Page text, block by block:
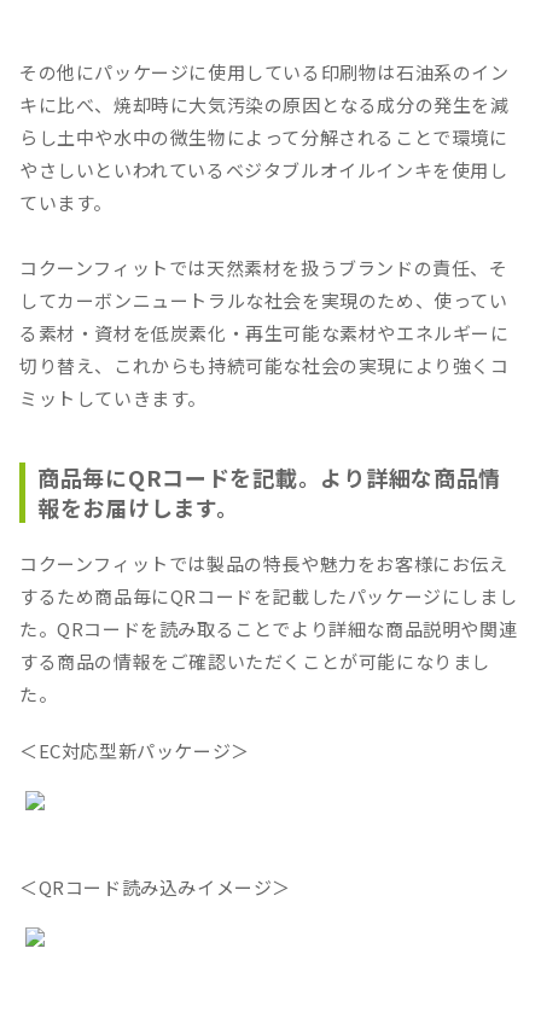
その他にパッケージに使用している印刷物は石油系のイン
キに比べ、焼却時に大気汚染の原因となる成分の発生を減
らし土中や水中の微生物によって分解されることで環境に
やさしいといわれているベジタブルオイルインキを使用し
ています。
コクーンフィットでは天然素材を扱うブランドの責任、そ
してカーボンニュートラルな社会を実現のため、使ってい
る素材・資材を低炭素化・再生可能な素材やエネルギーに
切り替え、これからも持続可能な社会の実現により強くコ
ミットしていきます。
商品毎にQRコードを記載。より詳細な商品情
報をお届けします。
コクーンフィットでは製品の特長や魅力をお客様にお伝え
するため商品毎にQRコードを記載したパッケージにしまし
た。QRコードを読み取ることでより詳細な商品説明や関連
する商品の情報をご確認いただくことが可能になりまし
た。
＜EC対応型新パッケージ＞
＜QRコード読み込みイメージ＞